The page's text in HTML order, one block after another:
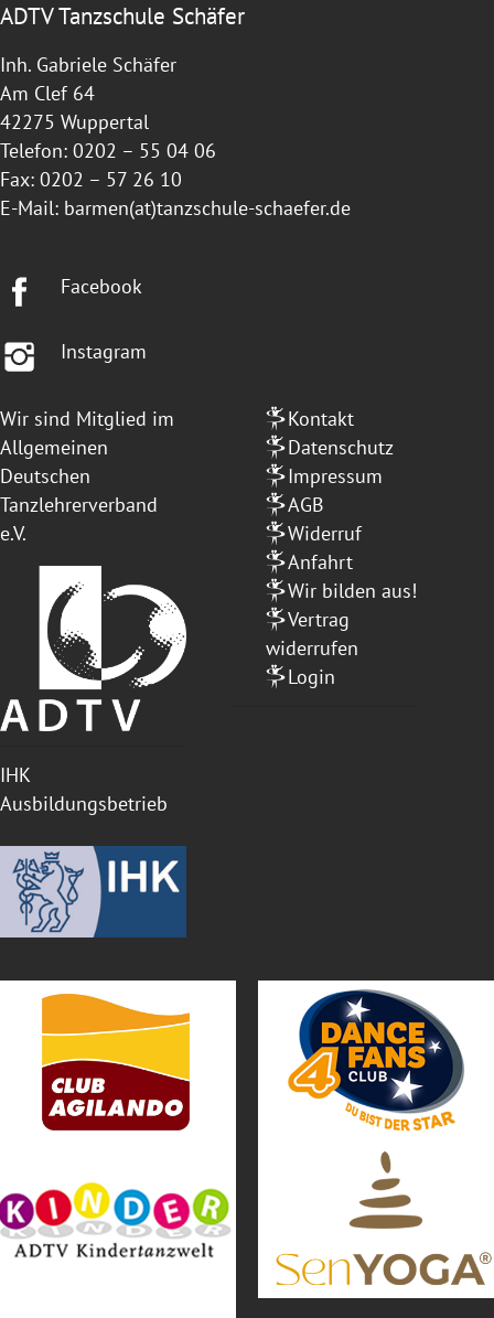
ADTV Tanzschule Schäfer
Inh. Gabriele Schäfer
Am Clef 64
42275 Wuppertal
Telefon: 0202 – 55 04 06
Fax: 0202 – 57 26 10
E-Mail: barmen(at)tanzschule-schaefer.de
Facebook
Instagram
Wir sind Mitglied im
Allgemeinen
Deutschen
Tanzlehrerverband
e.V.
IHK
Ausbildungsbetrieb
Kontakt
Datenschutz
Impressum
AGB
Widerruf
Anfahrt
Wir bilden aus!
Vertrag
widerrufen
Login